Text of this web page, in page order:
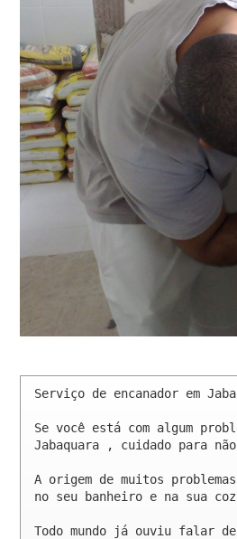
Serviço de encanador em
Se você está com algum
Jabaquara , cuidado para
A origem de muitos
no seu banheiro e na sua
Todo mundo já ouviu falar